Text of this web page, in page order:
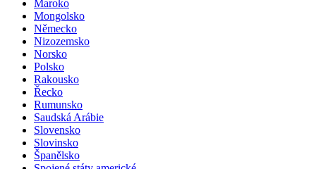
Maroko
Mongolsko
Německo
Nizozemsko
Norsko
Polsko
Rakousko
Řecko
Rumunsko
Saudská Arábie
Slovensko
Slovinsko
Španělsko